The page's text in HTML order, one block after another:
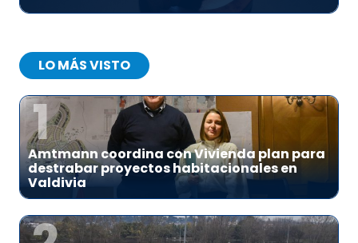
LO MÁS VISTO
1
Amtmann coordina con Vivienda plan para
destrabar proyectos habitacionales en
Valdivia